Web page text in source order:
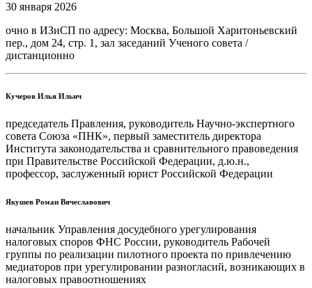
30 января 2026
очно в ИЗиСП по адресу: Москва, Большой Харитоньевский
пер., дом 24, стр. 1, зал заседаний Ученого совета /
дистанционно
Кучеров Илья Ильич
председатель Правления, руководитель Научно-экспертного
совета Союза «ПНК», первый заместитель директора
Института законодательства и сравнительного правоведения
при Правительстве Российской Федерации, д.ю.н.,
профессор, заслуженный юрист Российской Федерации
Якушев Роман Вячеславович
начальник Управления досудебного урегулирования
налоговых споров ФНС России, руководитель Рабочей
группы по реализации пилотного проекта по привлечению
медиаторов при урегулировании разногласий, возникающих в
налоговых правоотношениях